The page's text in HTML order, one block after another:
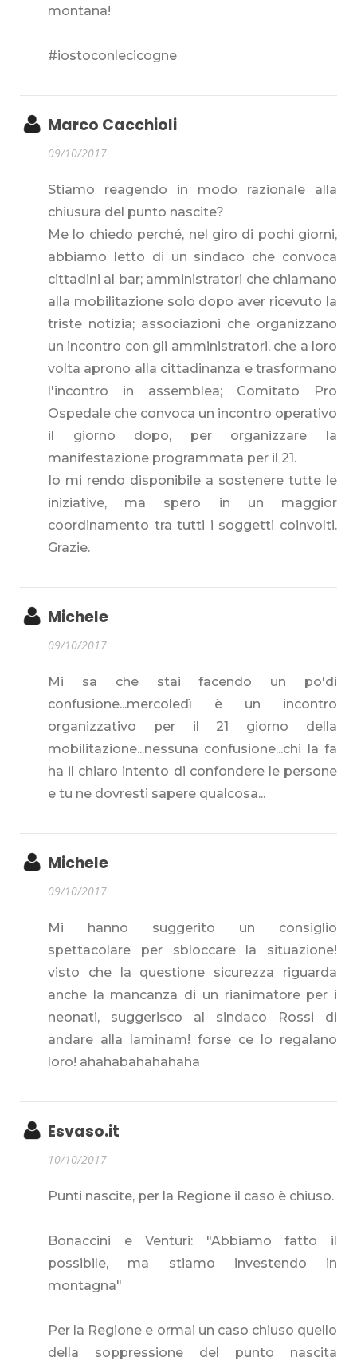
montana!
#iostoconlecicogne
Marco Cacchioli
09/10/2017
Stiamo reagendo in modo razionale alla
chiusura del punto nascite?
Me lo chiedo perché, nel giro di pochi giorni,
abbiamo letto di un sindaco che convoca
cittadini al bar; amministratori che chiamano
alla mobilitazione solo dopo aver ricevuto la
triste notizia; associazioni che organizzano
un incontro con gli amministratori, che a loro
volta aprono alla cittadinanza e trasformano
l'incontro in assemblea; Comitato Pro
Ospedale che convoca un incontro operativo
il giorno dopo, per organizzare la
manifestazione programmata per il 21.
Io mi rendo disponibile a sostenere tutte le
iniziative, ma spero in un maggior
coordinamento tra tutti i soggetti coinvolti.
Grazie.
Michele
09/10/2017
Mi sa che stai facendo un po'di
confusione...mercoledì è un incontro
organizzativo per il 21 giorno della
mobilitazione...nessuna confusione...chi la fa
ha il chiaro intento di confondere le persone
e tu ne dovresti sapere qualcosa...
Michele
09/10/2017
Mi hanno suggerito un consiglio
spettacolare per sbloccare la situazione!
visto che la questione sicurezza riguarda
anche la mancanza di un rianimatore per i
neonati, suggerisco al sindaco Rossi di
andare alla laminam! forse ce lo regalano
loro! ahahabahahahaha
Esvaso.it
10/10/2017
Punti nascite, per la Regione il caso è chiuso.
Bonaccini e Venturi: "Abbiamo fatto il
possibile, ma stiamo investendo in
montagna"
Per la Regione e ormai un caso chiuso quello
della soppressione del punto nascita